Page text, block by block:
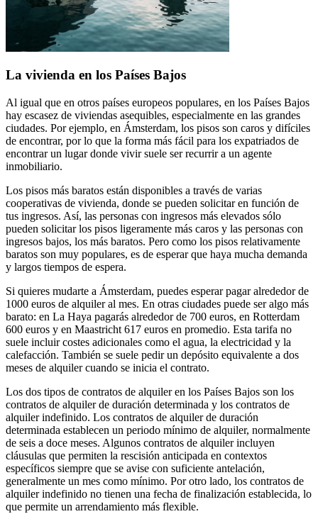
La vivienda en los Países Bajos
Al igual que en otros países europeos populares, en los Países Bajos
hay escasez de viviendas asequibles, especialmente en las grandes
ciudades. Por ejemplo, en Ámsterdam, los pisos son caros y difíciles
de encontrar, por lo que la forma más fácil para los expatriados de
encontrar un lugar donde vivir suele ser recurrir a un agente
inmobiliario.
Los pisos más baratos están disponibles a través de varias
cooperativas de vivienda, donde se pueden solicitar en función de
tus ingresos. Así, las personas con ingresos más elevados sólo
pueden solicitar los pisos ligeramente más caros y las personas con
ingresos bajos, los más baratos. Pero como los pisos relativamente
baratos son muy populares, es de esperar que haya mucha demanda
y largos tiempos de espera.
Si quieres mudarte a Ámsterdam, puedes esperar pagar alrededor de
1000 euros de alquiler al mes. En otras ciudades puede ser algo más
barato: en La Haya pagarás alrededor de 700 euros, en Rotterdam
600 euros y en Maastricht 617 euros en promedio. Esta tarifa no
suele incluir costes adicionales como el agua, la electricidad y la
calefacción. También se suele pedir un depósito equivalente a dos
meses de alquiler cuando se inicia el contrato.
Los dos tipos de contratos de alquiler en los Países Bajos son los
contratos de alquiler de duración determinada y los contratos de
alquiler indefinido. Los contratos de alquiler de duración
determinada establecen un periodo mínimo de alquiler, normalmente
de seis a doce meses. Algunos contratos de alquiler incluyen
cláusulas que permiten la rescisión anticipada en contextos
específicos siempre que se avise con suficiente antelación,
generalmente un mes como mínimo. Por otro lado, los contratos de
alquiler indefinido no tienen una fecha de finalización establecida, lo
que permite un arrendamiento más flexible.